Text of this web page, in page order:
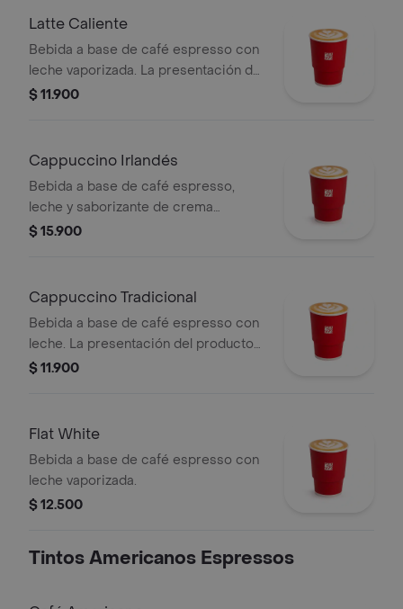
Latte Caliente
Bebida a base de café espresso con
leche vaporizada. La presentación del
producto puede variar
transporte para pedidos a domicilio.
$ 11.900
Cappuccino Irlandés
Bebida a base de café espresso,
leche y saborizante de crema
irlandesa. Este producto no tiene
minutos de haber sido preparado.
$ 15.900
Cappuccino Tradicional
Bebida a base de café espresso con
leche. La presentación del producto
puede variar significativamente tras 5
domicilio.
$ 11.900
Flat White
Bebida a base de café espresso con
leche vaporizada.
$ 12.500
Tintos Americanos Espressos